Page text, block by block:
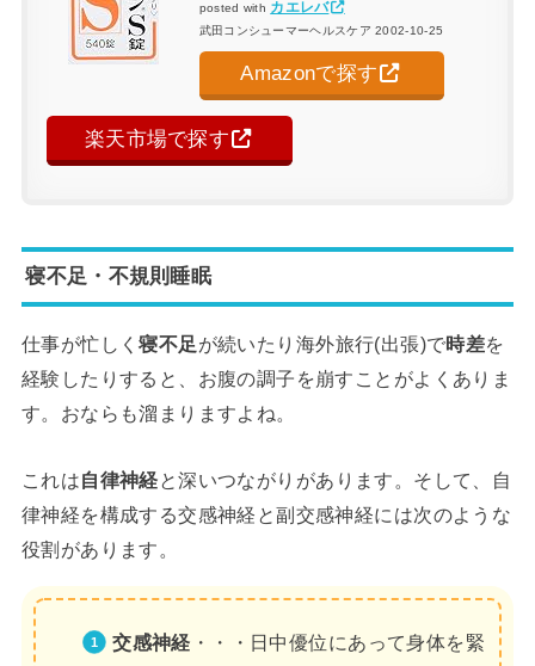
posted with カエレバ
武田コンシューマーヘルスケア 2002-10-25
Amazonで探す
楽天市場で探す
寝不足・不規則睡眠
仕事が忙しく寝不足 が続いたり海外旅行(出張)で時差を
経験したりすると、お腹の調子を崩すことがよくありま
す。おならも溜まりますよね。
これは自律神経と深いつながりがあります。そして、自
律神経を構成する交感神経と副交感神経には次のような
役割があります。
交感神経 ・・・日中優位にあって身体を緊